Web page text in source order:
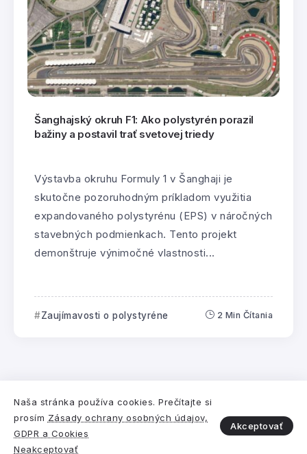
Šanghajský okruh F1: Ako polystyrén porazil
bažiny a postavil trať svetovej triedy
Výstavba okruhu Formuly 1 v Šanghaji je
skutočne pozoruhodným príkladom využitia
expandovaného polystyrénu (EPS) v náročných
stavebných podmienkach. Tento projekt
demonštruje výnimočné vlastnosti...
Zaujímavosti o polystyréne 2 Min Čítania
PreZdruženie EPS SRvytvorilaDigitálna a
marketingová agentúra Webiano.
Naša stránka používa cookies. Prečítajte si
prosím Zásady ochrany osobných údajov,
GDPR a Cookies
Neakceptovať
Akceptovať